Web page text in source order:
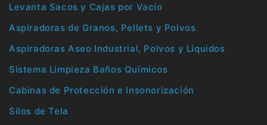
Levanta Sacos y Cajas por Vacío
Aspiradoras de Granos, Pellets y Polvos
Aspiradoras Aseo Industrial, Polvos y Líquidos
Sistema Limpieza Baños Químicos
Cabinas de Protección e Insonorización
Silos de Tela